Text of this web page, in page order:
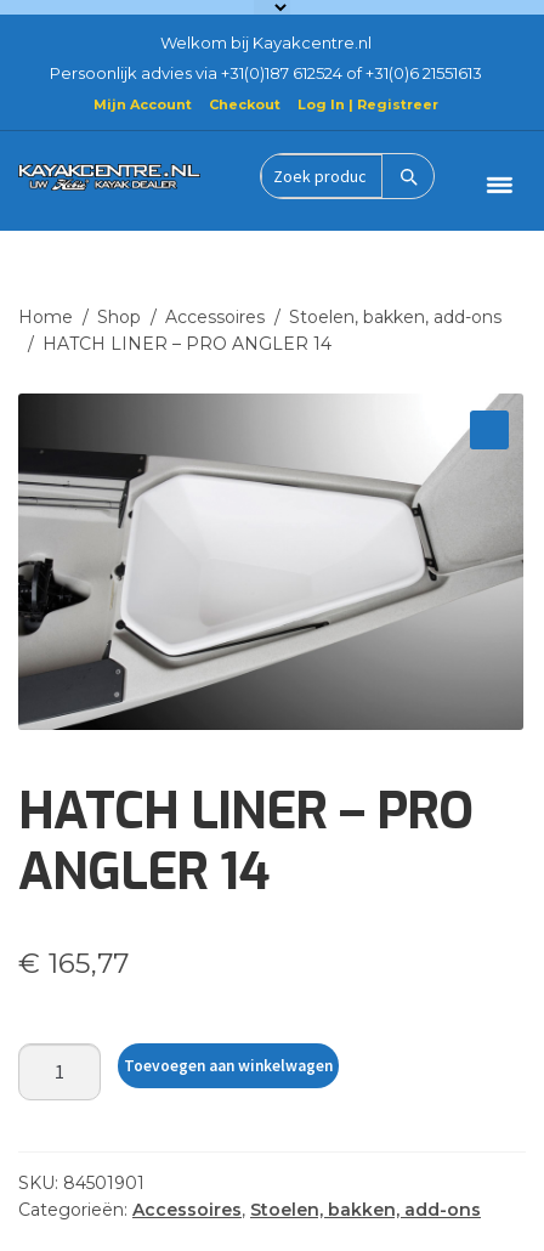
Welkom bij Kayakcentre.nl
Persoonlijk advies via +31(0)187 612524 of +31(0)6 21551613
Mijn Account Checkout Log In | Registreer
door
navigatie
naar
inhoud
Zoek
Hobie Kayaks
Mirage Eclipse
Brochures
Events
Klantenservice
Home / Shop / Accessoires / Stoelen, bakken, add-ons
/ HATCH LINER – PRO ANGLER 14
HATCH LINER – PRO
ANGLER 14
€ 165,77
HATCH
LINER
ANGLER
14
Toevoegen aan winkelwagen
SKU: 84501901
Categorieën: Accessoires, Stoelen, bakken, add-ons